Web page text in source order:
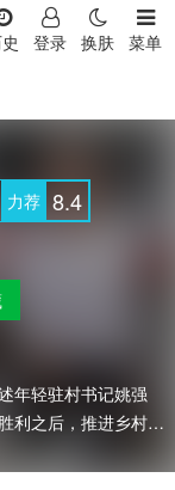
菜单
换肤
登录
力荐 8.4
年轻驻村书记姚强
利之后，推进乡村振
度带领村集体发展乡